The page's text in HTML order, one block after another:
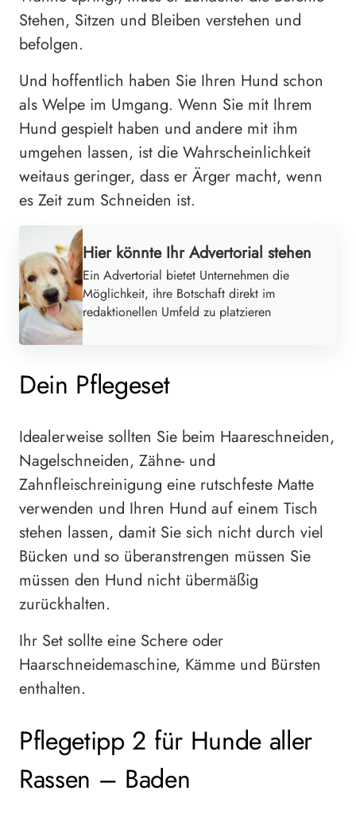
Stehen, Sitzen und Bleiben verstehen und
befolgen.
Und hoffentlich haben Sie Ihren Hund schon
als Welpe im Umgang. Wenn Sie mit Ihrem
Hund gespielt haben und andere mit ihm
umgehen lassen, ist die Wahrscheinlichkeit
weitaus geringer, dass er Ärger macht, wenn
es Zeit zum Schneiden ist.
Hier könnte Ihr Advertorial stehen
Ein Advertorial bietet Unternehmen die
Möglichkeit, ihre Botschaft direkt im
redaktionellen Umfeld zu platzieren
Dein Pflegeset
Idealerweise sollten Sie beim Haareschneiden,
Nagelschneiden, Zähne- und
Zahnfleischreinigung eine rutschfeste Matte
verwenden und Ihren Hund auf einem Tisch
stehen lassen, damit Sie sich nicht durch viel
Bücken und so überanstrengen müssen Sie
müssen den Hund nicht übermäßig
zurückhalten.
Ihr Set sollte eine Schere oder
Haarschneidemaschine, Kämme und Bürsten
enthalten.
Pflegetipp 2 für Hunde aller
Rassen – Baden